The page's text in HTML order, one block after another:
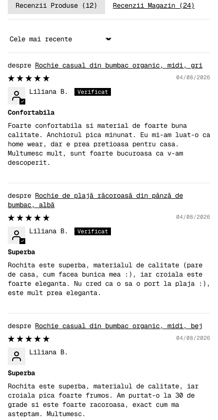
Recenzii Produse (12) Recenzii Magazin (24)
Sort by
Rochie casual din bumbac organic, midi, gri
04/08/2026
Liliana B.
Confortabila
Foarte confortabila si material de foarte buna
calitate. Anchiorul pica minunat. Eu mi-am luat-o ca
home wear, dar e prea pretioasa pentru casa.
Multumesc mult, sunt foarte bucuroasa ca v-am
descoperit.
Rochie de plajă răcoroasă din pânză de
bumbac, albă
04/08/2026
Liliana B.
Superba
Rochita este superba, materialul de calitate (pare
de casa, cum facea bunica mea :), iar croiala este
foarte eleganta. Nu cred ca o sa o port la plaja :),
este mult prea eleganta.
Rochie casual din bumbac organic, midi, bej
04/08/2026
Liliana B.
Superba
Rochita este superba, materialul de calitate, iar
croiala pica foarte frumos. Am purtat-o la 30 de
grade si este foarte racoroasa, exact cum ma
asteptam. Multumesc.